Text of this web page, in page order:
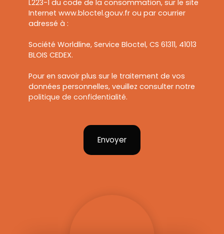
L223-1 du code de la consommation, sur le site
Internet www.bloctel.gouv.fr ou par courrier
adressé à :
Société Worldline, Service Bloctel, CS 61311, 41013
BLOIS CEDEX.
Pour en savoir plus sur le traitement de vos
données personnelles, veuillez consulter notre
politique de confidentialité.
Envoyer